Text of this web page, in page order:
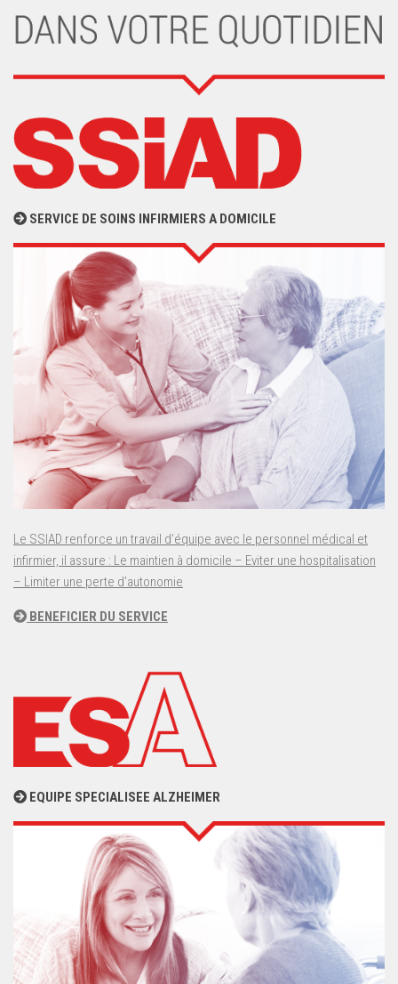
SERVICE DE SOINS INFIRMIERS A DOMICILE
Le SSIAD renforce un travail d’équipe avec le personnel médical et
infirmier, il assure : Le maintien à domicile – Eviter une hospitalisation
– Limiter une perte d’autonomie
BENEFICIER DU SERVICE
EQUIPE SPECIALISEE ALZHEIMER